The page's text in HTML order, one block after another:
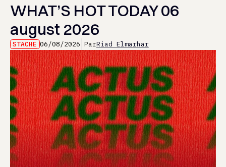
WHAT’S HOT TODAY 06
august 2026
STACHE 06/08/2026 ParRiad Elmarhar